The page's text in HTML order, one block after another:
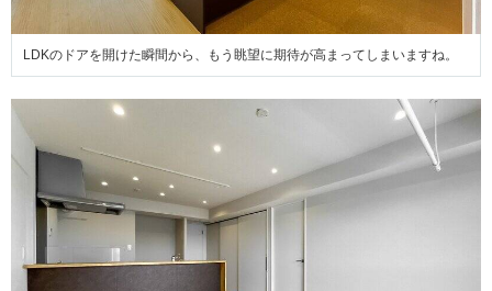
LDKのドアを開けた瞬間から、もう眺望に期待が高まってしまいますね。